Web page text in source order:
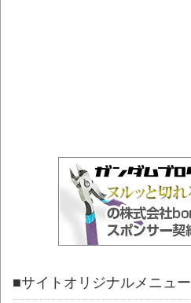
■サイトオリジナルメニュー